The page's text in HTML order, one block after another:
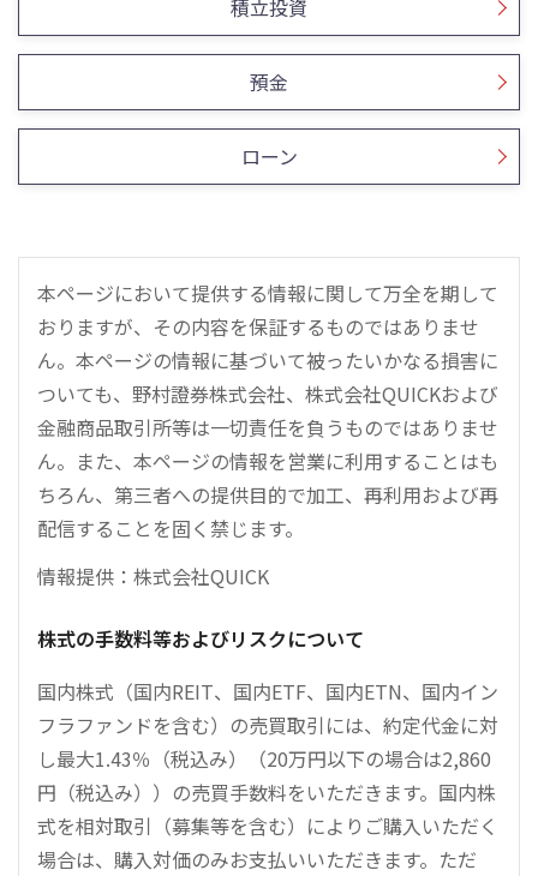
積立投資
預金
ローン
本ページにおいて提供する情報に関して万全を期して
おりますが、その内容を保証するものではありませ
ん。本ページの情報に基づいて被ったいかなる損害に
ついても、野村證券株式会社、株式会社QUICKおよび
金融商品取引所等は一切責任を負うものではありませ
ん。また、本ページの情報を営業に利用することはも
ちろん、第三者への提供目的で加工、再利用および再
配信することを固く禁じます。
情報提供：株式会社QUICK
株式の手数料等およびリスクについて
国内株式（国内REIT、国内ETF、国内ETN、国内イン
フラファンドを含む）の売買取引には、約定代金に対
し最大1.43％（税込み）（20万円以下の場合は2,860
円（税込み））の売買手数料をいただきます。国内株
式を相対取引（募集等を含む）によりご購入いただく
場合は、購入対価のみお支払いいただきます。ただ